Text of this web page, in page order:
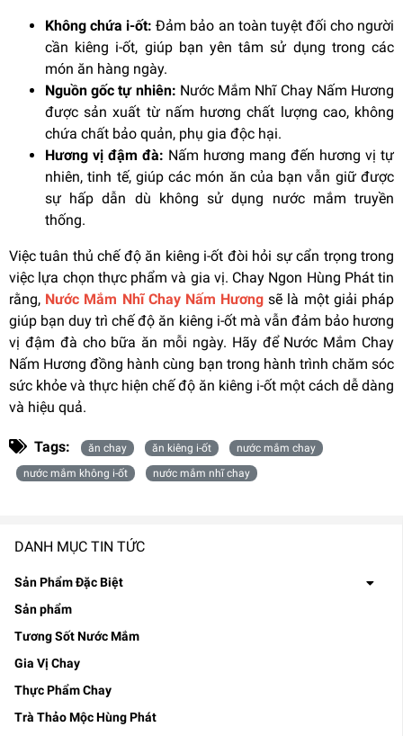
DANH MỤC TIN TỨC
Sản Phẩm Đặc Biệt
Sản phẩm
Tương Sốt Nước Mắm
Gia Vị Chay
Thực Phẩm Chay
Trà Thảo Mộc Hùng Phát
Không chứa i-ốt: Đảm bảo an toàn tuyệt đối cho người
cần kiêng i-ốt, giúp bạn yên tâm sử dụng trong các
món ăn hàng ngày.
Nguồn gốc tự nhiên: Nước Mắm Nhĩ Chay Nấm Hương
được sản xuất từ nấm hương chất lượng cao, không
chứa chất bảo quản, phụ gia độc hại.
Hương vị đậm đà: Nấm hương mang đến hương vị tự
nhiên, tinh tế, giúp các món ăn của bạn vẫn giữ được
sự hấp dẫn dù không sử dụng nước mắm truyền
thống.
Việc tuân thủ chế độ ăn kiêng i-ốt đòi hỏi sự cẩn trọng trong
việc lựa chọn thực phẩm và gia vị. Chay Ngon Hùng Phát tin
rằng, Nước Mắm Nhĩ Chay Nấm Hương sẽ là một giải pháp
giúp bạn duy trì chế độ ăn kiêng i-ốt mà vẫn đảm bảo hương
vị đậm đà cho bữa ăn mỗi ngày. Hãy để Nước Mắm Chay
Nấm Hương đồng hành cùng bạn trong hành trình chăm sóc
sức khỏe và thực hiện chế độ ăn kiêng i-ốt một cách dễ dàng
và hiệu quả.
Tags: ăn chay ăn kiêng i-ốt
nước mắm chay
nước mắm không i-ốt
nước mắm nhĩ chay